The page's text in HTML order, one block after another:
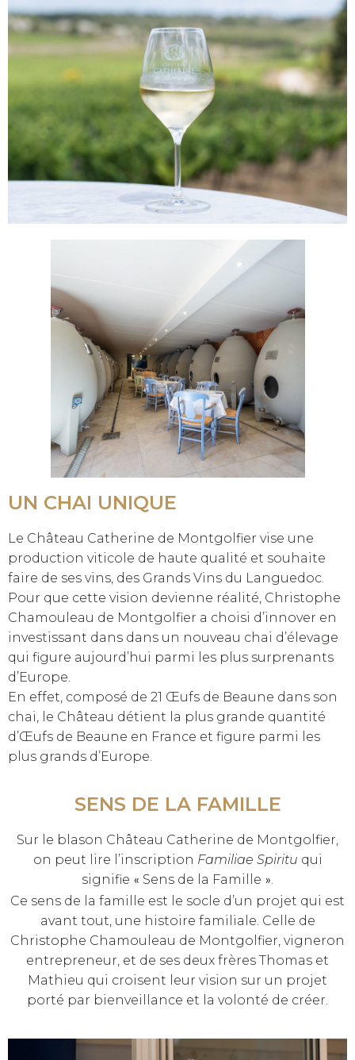
UN CHAI UNIQUE
Le Château Catherine de Montgolfier vise une
production viticole de haute qualité et souhaite
faire de ses vins, des Grands Vins du Languedoc.
Pour que cette vision devienne réalité, Christophe
Chamouleau de Montgolfier a choisi d’innover en
investissant dans dans un nouveau chai d’élevage
qui figure aujourd’hui parmi les plus surprenants
d’Europe.
En effet, composé de 21 Œufs de Beaune dans son
chai, le Château détient la plus grande quantité
d’Œufs de Beaune en France et figure parmi les
plus grands d’Europe.
SENS DE LA FAMILLE
Sur le blason Château Catherine de Montgolfier,
on peut lire l’inscription Familiae Spiritu qui
signifie « Sens de la Famille »
Ce sens de la famille est le socle d’un projet qui est
avant tout, une histoire familiale. Celle de
Christophe Chamouleau de Montgolfier, vigneron
entrepreneur, et de ses deux frères Thomas et
Mathieu qui croisent leur vision sur un projet
porté par bienveillance et la volonté de créer.